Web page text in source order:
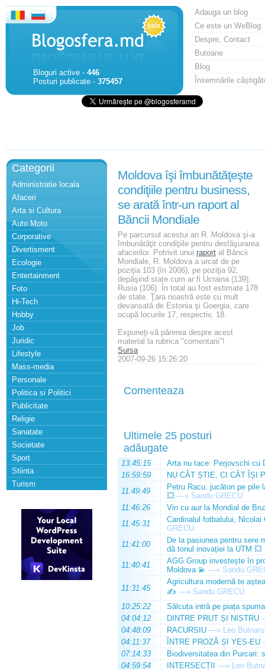
Bloguri active - 446
Posturi publicate - 375457
Adauga un blog
Ce este un WeBlog
Despre, Contact
Butoane
Blog
Însemnările
Categorii
Administratie locala
Afaceri
Arta si Cultura
Auto Moto
Corporative
Divertisment
Ecologie
Entertainment
Foto
Hi-Tech
Hobby
Job
Juridic
Lifestyle
Mass-media
Personale
Politica si Politici
Publicitate
Religie
Sanatate
Societate
Sport
Stiinta
Turism
Moldova îşi îmbunătăţeşte
condiţiile pentru business,
se arată într-un raport al
Băncii Mondiale
Pe parcursul acestui an R. Moldova şi-a
îmbunătăţit condiţiile pentru desfăşurarea
afacerilor. Potrivit unui raport al Băncii
Mondiale, R. Moldova a urcat de pe
poziţia 103 (în 2006), pe poziţia 92,
depăşind state cum ar fi Ucraina (139),
Rusia (106). În total au fost estimate 178
de state. Ţara noastră este cu mult
devansată de Estonia şi Goergia, care
ocupă locurile 17, respectiv, 18.
Expuneţi-vă părerea despre acest
material la rubrica "comentarii"!
Sursa
2007-09-26 15:26:20
Comenteaza
Ultimele 25 posturi
adăugate
13:45:15
Arta nu tace: Perjovschi cu
16:59:59
NU CÂT ȘTIE, CI CÂT ÎȘI
11:49:49
Petru Racu: jucători pe pile
💥 —» Sandu GRECU
11:46:26
Vin cu aur la Mondial de
11:45:31
Cardinalul fotbalului,
GRECU
11:41:00
De la pasiunea pentru sere
dă tonul inovației la UTM 💥
11:40:41
AGG Group investește în
Moldova 💫 —» Sandu
11:31:45
Agricultura modernă te
✍️ —» Sandu GRECU
10:25:22
Sălcuța intră pe piața
04:04:12
DINTRE PRUT ȘI NISTRU
04:48:09
RACURSIU —» Leo Butnaru
04:11:37
ÎNTRE PROZĂ ȘI YES-EU
07:14:33
Biodiversitatea din Purcari:
04:59:54
INTERSECȚII —» Leo